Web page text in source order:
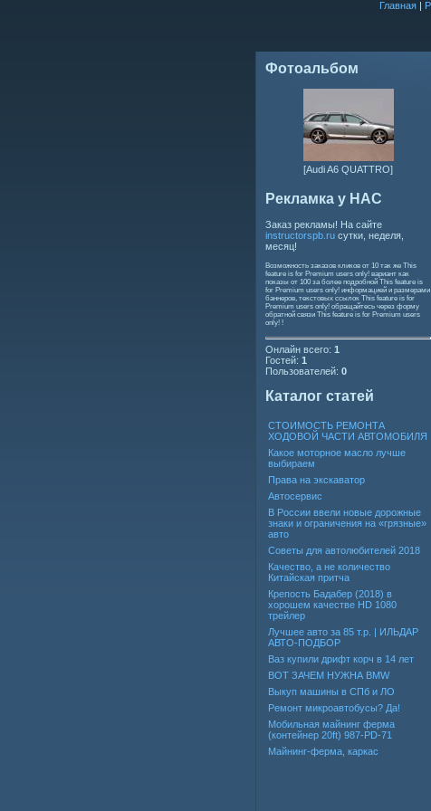
Главная|
Фотоальбом
[Audi A6 QUATTRO]
Рекламка у НАС
Заказ рекламы! На сайте
instructorspb.ru сутки, неделя,
месяц!
Возможность заказов кликов от 10 так же This
feature is for Premium users only! вариант как
показы от 100 за более подробной This feature is
for Premium users only! информацией и размерами
баннеров, текстовых ссылок This feature is for
Premium users only! обращайтесь через форму
обратной связи This feature is for Premium users
only! !
Онлайн всего: 1
Гостей: 1
Пользователей: 0
Каталог статей
СТОИМОСТЬ РЕМОНТА
ХОДОВОЙ ЧАСТИ АВТОМОБИЛЯ
Какое моторное масло лучше
выбираем
Права на экскаватор
Автосервис
В России ввели новые дорожные
знаки и ограничения на «грязные»
авто
Советы для автолюбителей 2018
Качество, а не количество
Китайская притча
Крепость Бадабер (2018) в
хорошем качестве HD 1080
трейлер
Лучшее авто за 85 т.р. | ИЛЬДАР
АВТО-ПОДБОР
Ваз купили дрифт корч в 14 лет
ВОТ ЗАЧЕМ НУЖНА BMW
Выкуп машины в СПб и ЛО
Ремонт микроавтобусы? Да!
Мобильная майнинг ферма
(контейнер 20ft) 987-PD-71
Майнинг-ферма, каркас